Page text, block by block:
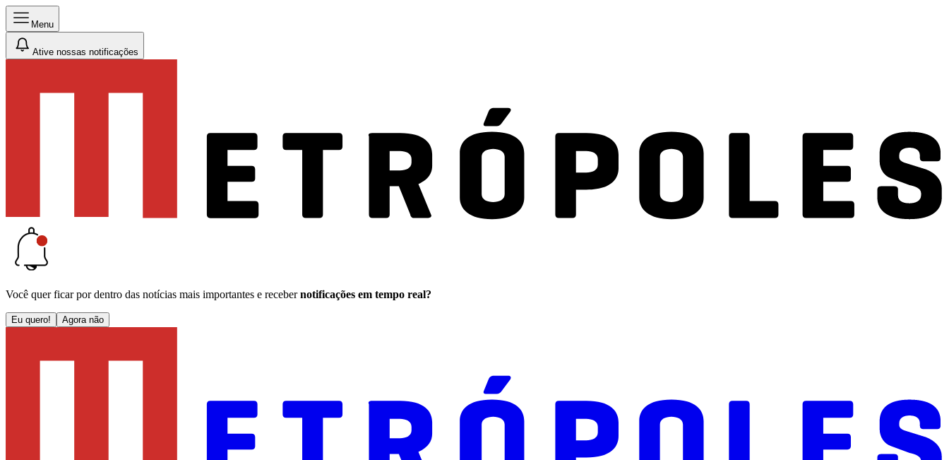
Menu
Ative nossas notificações
Você quer ficar por dentro das notícias mais importantes e receber notificações em tempo real?
Eu quero! Agora não